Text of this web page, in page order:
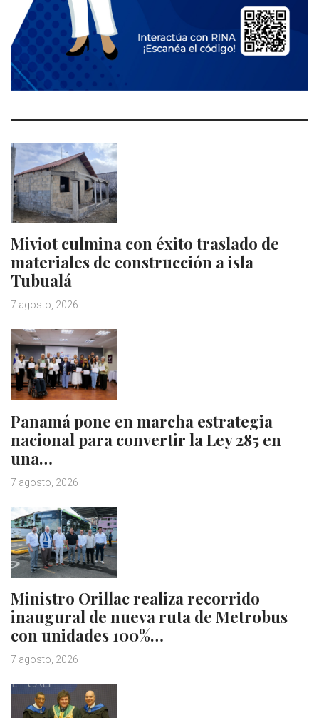
Miviot culmina con éxito traslado de
materiales de construcción a isla
Tubualá
7 agosto, 2026
Panamá pone en marcha estrategia
nacional para convertir la Ley 285 en
una…
7 agosto, 2026
Ministro Orillac realiza recorrido
inaugural de nueva ruta de Metrobus
con unidades 100%…
7 agosto, 2026